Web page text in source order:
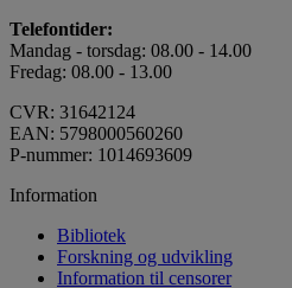
Telefontider:
Mandag - torsdag: 08.00 - 14.00
Fredag: 08.00 - 13.00
CVR: 31642124
EAN: 5798000560260
P-nummer: 1014693609
Information
Bibliotek
Forskning og udvikling
Information til censorer